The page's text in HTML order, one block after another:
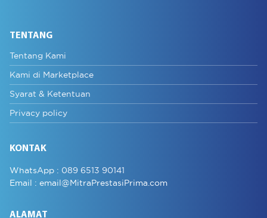
TENTANG
Tentang Kami
Kami di Marketplace
Syarat & Ketentuan
Privacy policy
KONTAK
WhatsApp : 089 6513 90141
Email : email@MitraPrestasiPrima.com
ALAMAT